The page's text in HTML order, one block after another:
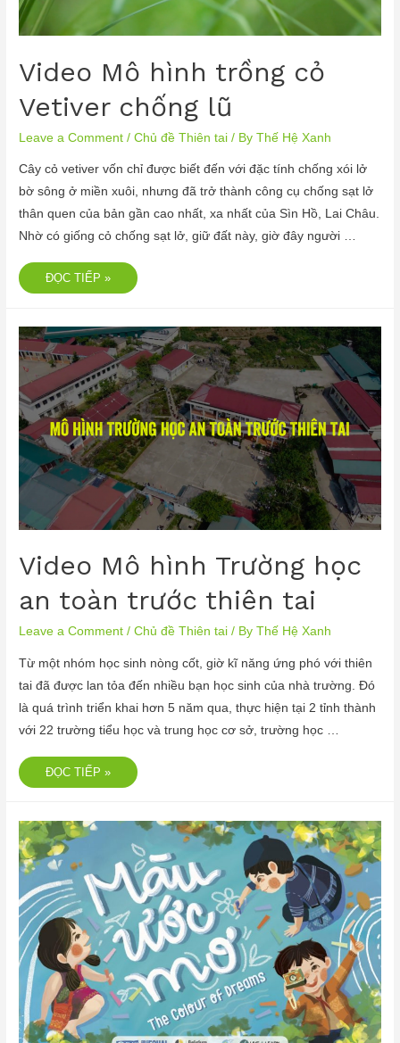
Video Mô hình trồng cỏ
Vetiver chống lũ
Leave a Comment /Chủ đề Thiên tai / ByThế Hệ Xanh
Cây cỏ vetiver vốn chỉ được biết đến với đặc tính chống xói lở
bờ sông ở miền xuôi, nhưng đã trở thành công cụ chống sạt lở
thân quen của bản gần cao nhất, xa nhất của Sìn Hồ, Lai Châu.
Nhờ có giống cỏ chống sạt lở, giữ đất này, giờ đây người …
ĐỌC TIẾP »
Video Mô hình Trường học
an toàn trước thiên tai
Leave a Comment /Chủ đề Thiên tai / ByThế Hệ Xanh
Từ một nhóm học sinh nòng cốt, giờ kĩ năng ứng phó với thiên
tai đã được lan tỏa đến nhiều bạn học sinh của nhà trường. Đó
là quá trình triển khai hơn 5 năm qua, thực hiện tại 2 tỉnh thành
với 22 trường tiểu học và trung học cơ sở, trường học …
ĐỌC TIẾP »